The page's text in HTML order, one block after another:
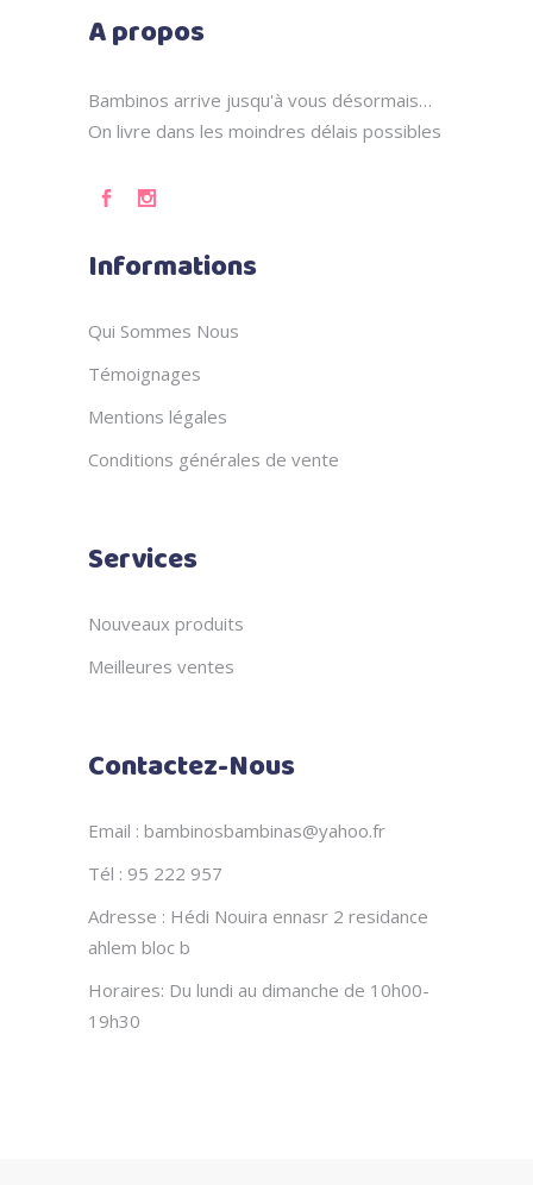
A propos
Bambinos arrive jusqu'à vous désormais…
On livre dans les moindres délais possibles
Informations
Qui Sommes Nous
Témoignages
Mentions légales
Conditions générales de vente
Services
Nouveaux produits
Meilleures ventes
Contactez-Nous
Email : bambinosbambinas@yahoo.fr
Tél : 95 222 957
Adresse : Hédi Nouira ennasr 2 residance
ahlem bloc b
Horaires: Du lundi au dimanche de 10h00-
19h30